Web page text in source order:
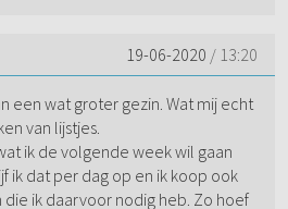
19-06-2020 / 13:20
een wat groter gezin. Wat mij echt
van lijstjes.
ik de volgende week wil gaan
ik dat per dag op en ik koop ook
ik daarvoor nodig heb. Zo hoef